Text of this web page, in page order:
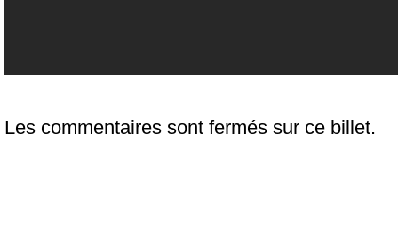
Les commentaires sont fermés sur ce billet.